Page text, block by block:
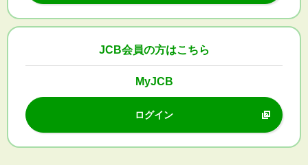
JCB会員の方はこちら
MyJCB
ログイン